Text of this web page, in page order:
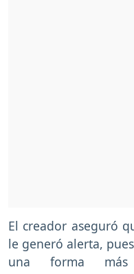
El creador aseguró
le generó alerta,
una forma